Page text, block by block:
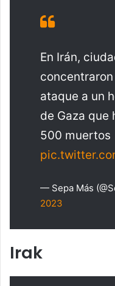
En Irán,
ataque a un
de Gaza que
500 muertos
— Sepa Más
2023
Irak